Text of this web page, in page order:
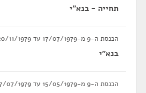
תחייה - בנא"י
הכנסת ה-9 מ-17/07/1979 עד 20/11/1979
בנא"י
הכנסת ה-9 מ-15/05/1979 עד 17/07/1979